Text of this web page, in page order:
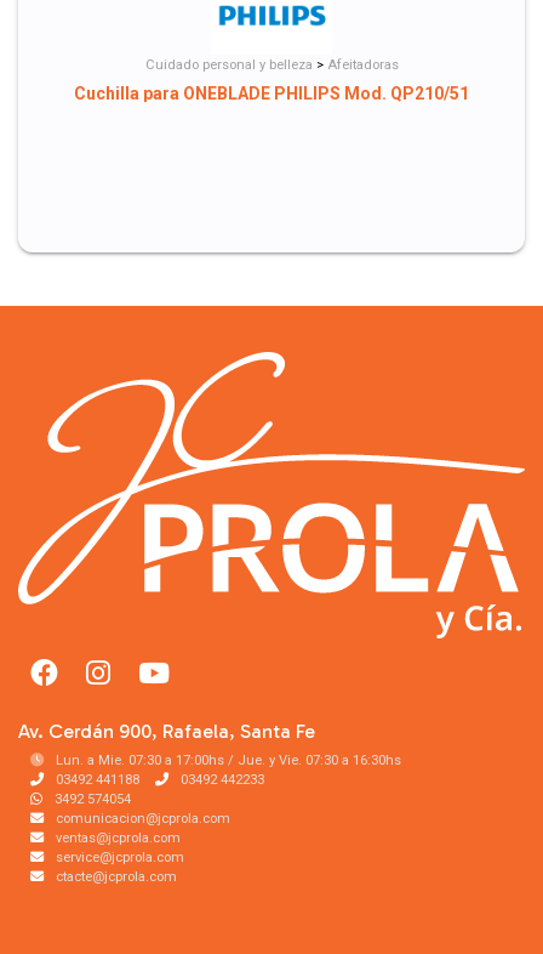
Cuidado personal y belleza >Afeitadoras
Cuchilla para ONEBLADE PHILIPS Mod. QP210/51
Av. Cerdán 900, Rafaela, Santa Fe
Lun. a Mie. 07:30 a 17:00hs / Jue. y Vie. 07:30 a 16:30hs
03492 441188
03492 442233
3492 574054
comunicacion@jcprola.com
ventas@jcprola.com
service@jcprola.com
ctacte@jcprola.com